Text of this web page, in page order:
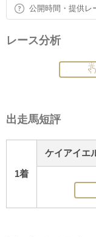
公開時間・提供レ
レース分析
出走馬短評
1着
ケイアイエ